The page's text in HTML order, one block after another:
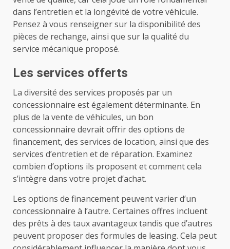
dans l’entretien et la longévité de votre véhicule.
Pensez à vous renseigner sur la disponibilité des
pièces de rechange, ainsi que sur la qualité du
service mécanique proposé.
Les services offerts
La diversité des services proposés par un
concessionnaire est également déterminante. En
plus de la vente de véhicules, un bon
concessionnaire devrait offrir des options de
financement, des services de location, ainsi que des
services d’entretien et de réparation. Examinez
combien d’options ils proposent et comment cela
s’intègre dans votre projet d’achat.
Les options de financement peuvent varier d’un
concessionnaire à l’autre. Certaines offres incluent
des prêts à des taux avantageux tandis que d’autres
peuvent proposer des formules de leasing. Cela peut